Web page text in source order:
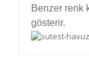
Benzer renk
gösterir.